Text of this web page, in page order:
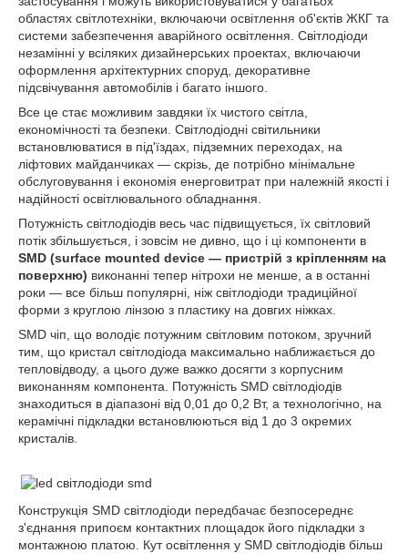
областях світлотехніки, включаючи освітлення об'єктів ЖКГ та
системи забезпечення аварійного освітлення. Світлодіоди
незамінні у всіляких дизайнерських проектах, включаючи
оформлення архітектурних споруд, декоративне
підсвічування автомобілів і багато іншого.
Все це стає можливим завдяки їх чистого світла,
економічності та безпеки. Світлодіодні світильники
встановлюватися в під'їздах, підземних переходах, на
ліфтових майданчиках ― скрізь, де потрібно мінімальне
обслуговування і економія енерговитрат при належній якості і
надійності освітлювального обладнання.
Потужність світлодіодів весь час підвищується, їх світловий
потік збільшується, і зовсім не дивно, що і ці компоненти в
SMD (surface mounted device ― пристрій з кріпленням на
поверхню) виконанні тепер нітрохи не менше, а в останні
роки ― все більш популярні, ніж світлодіоди традиційної
форми з круглою лінзою з пластику на довгих ніжках.
SMD чіп, що володіє потужним світловим потоком, зручний
тим, що кристал світлодіода максимально наближається до
тепловідводу, а цього дуже важко досягти з корпусним
виконанням компонента. Потужність SMD світлодіодів
знаходиться в діапазоні від 0,01 до 0,2 Вт, а технологічно, на
керамічні підкладки встановлюються від 1 до 3 окремих
кристалів.
Конструкція SMD світлодіоди передбачає безпосереднє
з'єднання припоєм контактних площадок його підкладки з
монтажною платою. Кут освітлення у SMD світлодіодів більш